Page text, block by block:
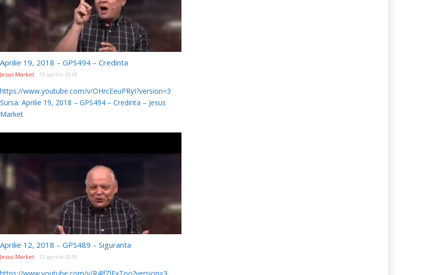
Aprilie 19, 2018 – GPS494 – Credinta
Jesus Market 19 aprilie 2018
https://www.youtube.com/v/OHrcEeuPRyI?version=3
Sursa: Aprilie 19, 2018 – GPS494 – Credinta – Jesus
Market
Aprilie 12, 2018 – GPS489 – Siguranta
Jesus Market 12 aprilie 2018